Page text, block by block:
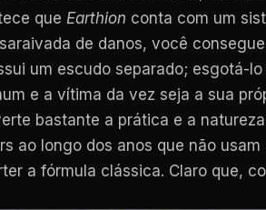
que Earthion conta com um
de danos, você
um escudo separado;
e a vítima da vez seja a sua
bastante a prática e a
ao longo dos anos que não
a fórmula clássica. Claro que,